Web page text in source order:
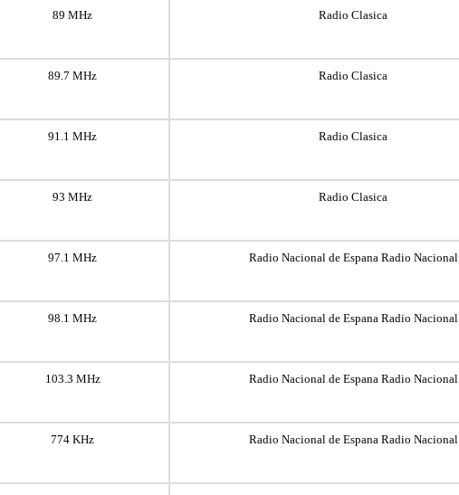
89 MHz Radio Clasica
89.7 MHz Radio Clasica
91.1 MHz Radio Clasica
93 MHz Radio Clasica
97.1 MHz Radio Nacional de Espana Radio Nacional
98.1 MHz Radio Nacional de Espana Radio Nacional
103.3 MHz Radio Nacional de Espana Radio Nacional
774 KHz Radio Nacional de Espana Radio Nacional